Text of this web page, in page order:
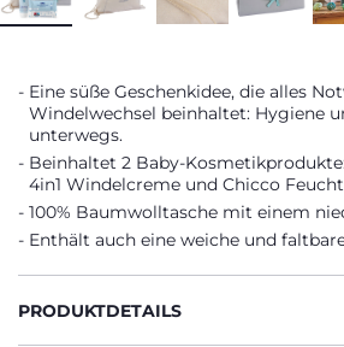
Eine süße Geschenkidee, die alles
Windelwechsel beinhaltet: Hygiene
unterwegs.
Beinhaltet 2 Baby-
4in1 Windelcreme und Chicco
100% Baumwolltasche mit einem
Enthält auch eine weiche und
PRODUKTDETAILS